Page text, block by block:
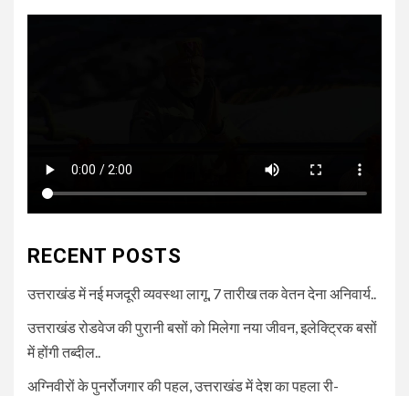
RECENT POSTS
उत्तराखंड में नई मजदूरी व्यवस्था लागू, 7 तारीख तक वेतन देना अनिवार्य..
उत्तराखंड रोडवेज की पुरानी बसों को मिलेगा नया जीवन, इलेक्ट्रिक बसों
में होंगी तब्दील..
अग्निवीरों के पुनर्रोजगार की पहल, उत्तराखंड में देश का पहला री-